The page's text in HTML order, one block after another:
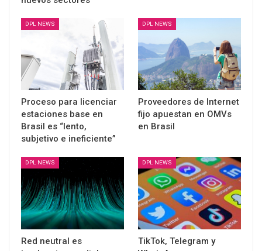
DPL NEWS
Proceso para licenciar
estaciones base en
Brasil es “lento,
subjetivo e ineficiente”
DPL NEWS
Proveedores de Internet
fijo apuestan en OMVs
en Brasil
DPL NEWS
Red neutral es
DPL NEWS
TikTok, Telegram y